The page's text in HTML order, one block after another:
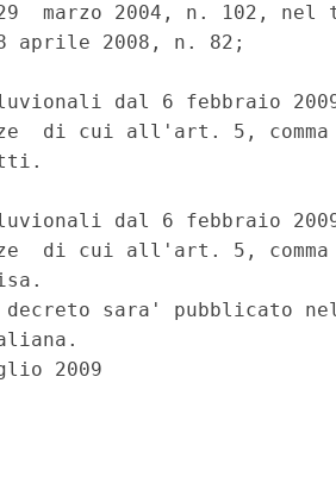
marzo 2004, n. 102, nel
aprile 2008, n. 82;
dal 6 febbraio
di cui all'art. 5,
dal 6 febbraio
di cui all'art. 5,
sara' pubblicato
2009